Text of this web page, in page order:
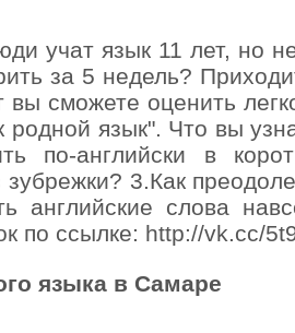
учат язык 11 лет, но
за 5 недель?
вы сможете оценить
родной язык". Что вы
по-английски в
зубрежки? 3.Как
английские слова
по ссылке: http://vk.cc/
языка в Самаре